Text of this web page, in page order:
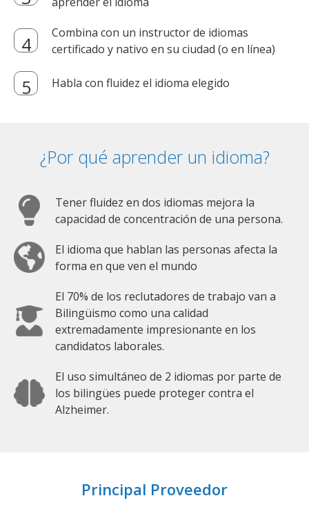
Combina con un instructor de idiomas
certificado y nativo en su ciudad (o en línea)
Habla con fluidez el idioma elegido
¿Por qué aprender un idioma?
Tener fluidez en dos idiomas mejora la
capacidad de concentración de una persona.
El idioma que hablan las personas afecta la
forma en que ven el mundo
El 70% de los reclutadores de trabajo van a
Bilingüismo como una calidad
extremadamente impresionante en los
candidatos laborales.
El uso simultáneo de 2 idiomas por parte de
los bilingües puede proteger contra el
Alzheimer.
Principal Proveedor